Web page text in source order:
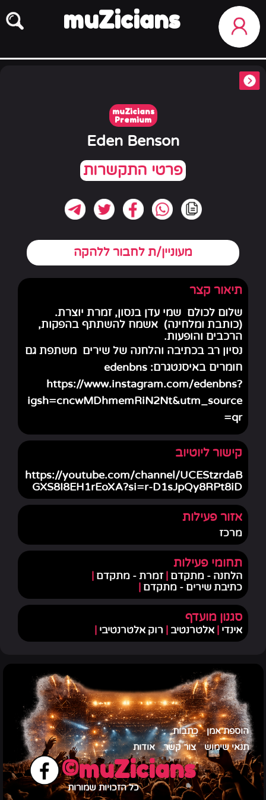
muZicians
muZicians
Premium
Eden Benson
מעוניין/ת לחבור ללהקה
תיאור קצר
שלום לכולם שמי עדן בנסון, זמרת יוצרת.
(כותבת ומלחינה) אשמח להשתתף בהפקות,
הרכבים והופעות.
נסיון רב בכתיבה והלחנה של שירים משתפת גם
חומרים באיסנטגרם: edenbns
https://www.instagram.com/edenbns?
igsh=cncwMDhmemRiN2Nt&utm_source
=qr
קישור ליוטיוב
https://youtube.com/channel/UCEStzrdaB
GXS8I8EH1rEoXA?si=r-D1sJpQy8RPt8iD
אזור פעילות
מרכז
תחומי פעילות
הלחנה - מתקדם זמרת - מתקדם
כתיבת שירים - מתקדם
סגנון מועדף
אינדי אלטרנטיב רוק אלטרנטיבי
הוספת אמן
כתבות
תנאי שימוש
צור קשר אודות
muZicians©
כל הזכויות שמורות